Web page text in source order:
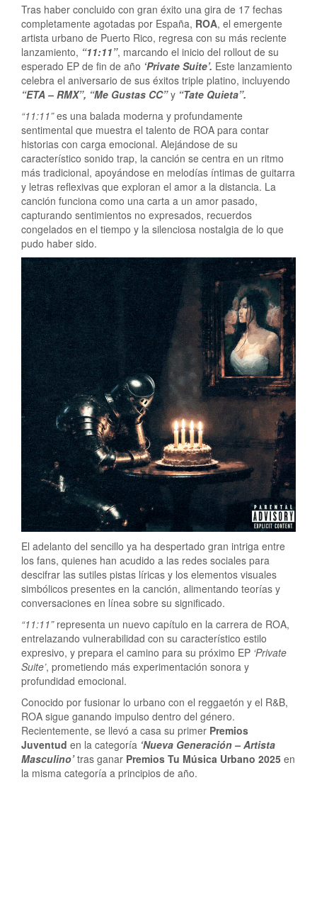
Tras haber concluido con gran éxito una gira de 17 fechas
completamente agotadas por España, ROA, el emergente
artista urbano de Puerto Rico, regresa con su más reciente
lanzamiento, “11:11”, marcando el inicio del rollout de su
esperado EP de fin de año ‘Private Suite’. Este lanzamiento
celebra el aniversario de sus éxitos triple platino, incluyendo
“ETA – RMX”, “Me Gustas CC”y “Tate Quieta”.
“11:11”es una balada moderna y profundamente
sentimental que muestra el talento de ROA para contar
historias con carga emocional. Alejándose de su
característico sonido trap, la canción se centra en un ritmo
más tradicional, apoyándose en melodías íntimas de guitarra
y letras reflexivas que exploran el amor a la distancia. La
canción funciona como una carta a un amor pasado,
capturando sentimientos no expresados, recuerdos
congelados en el tiempo y la silenciosa nostalgia de lo que
pudo haber sido.
El adelanto del sencillo ya ha despertado gran intriga entre
los fans, quienes han acudido a las redes sociales para
descifrar las sutiles pistas líricas y los elementos visuales
simbólicos presentes en la canción, alimentando teorías y
conversaciones en línea sobre su significado.
“11:11”representa un nuevo capítulo en la carrera de ROA,
entrelazando vulnerabilidad con su característico estilo
expresivo, y prepara el camino para su próximo EP ‘Private
Suite’, prometiendo más experimentación sonora y
profundidad emocional.
Conocido por fusionar lo urbano con el reggaetón y el R&B,
ROA sigue ganando impulso dentro del género.
Recientemente, se llevó a casa su primer Premios
Juventud en la categoría ‘Nueva Generación – Artista
Masculino’tras ganar Premios Tu Música Urbano 2025 en
la misma categoría a principios de año.